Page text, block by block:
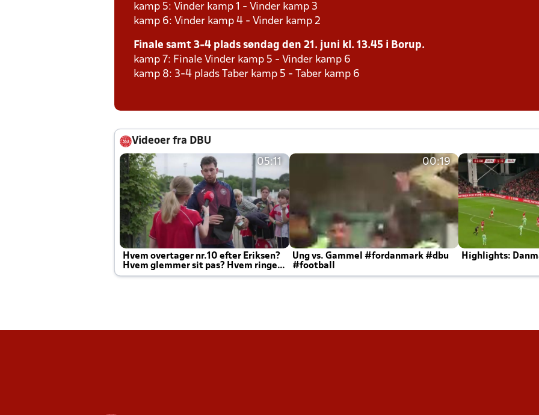
kamp 5: Vinder kamp 1 - Vinder kamp 3
kamp 6: Vinder kamp 4 - Vinder kamp 2
Finale samt 3-4 plads søndag den 21. juni kl. 13.45 i Borup.
kamp 7: Finale Vinder kamp 5 - Vinder kamp 6
kamp 8: 3-4 plads Taber kamp 5 - Taber kamp 6
Videoer fra DBU
05:11
Hvem overtager nr.10 efter Eriksen?
Hvem glemmer sit pas? Hvem ringer
Joachim altid til efter kampe?
00:19
Ung vs. Gammel #fordanmark #dbu
#football
Highlights: